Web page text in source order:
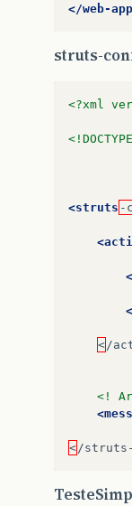
</web-
struts-
<?xml
<struts ­-
< /
<!­­
<